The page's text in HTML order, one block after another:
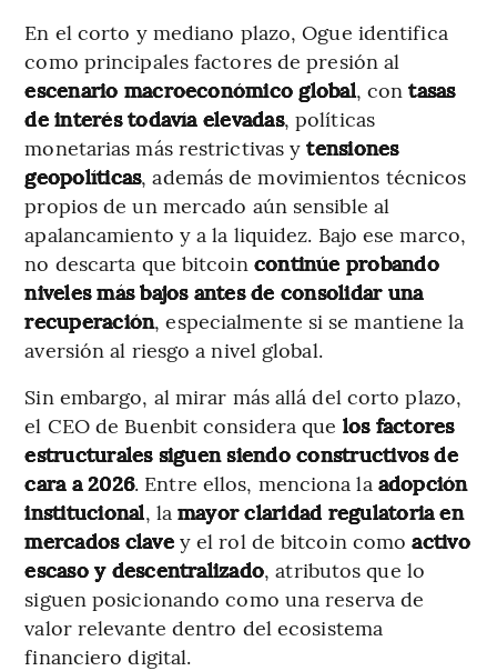
En el corto y mediano plazo, Ogue identifica
como principales factores de presión al
escenario macroeconómico global, contasas
de interés todavía elevadas, políticas
monetarias más restrictivas ytensiones
geopolíticas, además de movimientos técnicos
propios de un mercado aún sensible al
apalancamiento y a la liquidez. Bajo ese marco,
no descarta que bitcoin continúe probando
niveles más bajos antes de consolidar una
recuperación, especialmente si se mantiene la
aversión al riesgo a nivel global.
Sin embargo, al mirar más allá del corto plazo,
el CEO de Buenbit considera que los factores
estructurales siguen siendo constructivos de
cara a 2026. Entre ellos, menciona la adopción
institucional, lamayor claridad regulatoria en
mercados clavey el rol de bitcoin comoactivo
escaso y descentralizado, atributos que lo
siguen posicionando como una reserva de
valor relevante dentro del ecosistema
financiero digital.